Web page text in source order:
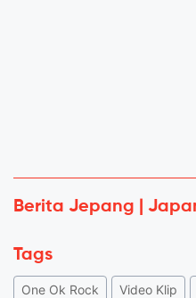
Berita Jepang |
Tags
One Ok Rock Video Klip